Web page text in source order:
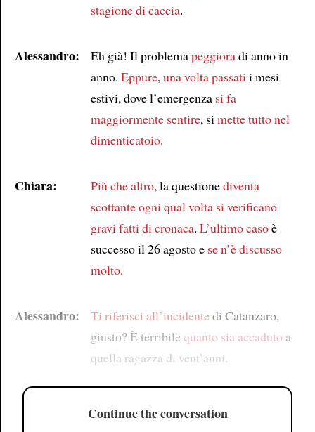
stagione di caccia.
Alessandro: Eh già! Il problemapeggioradi anno in
anno. Eppure, una volta passati i mesi
estivi, dove l’emergenza si fa
maggiormente sentire, si mette tutto nel
dimenticatoio.
Chiara: Più che altro, la questionediventa
scottanteogni qual volta si verificano
gravi fatti di cronaca. L’ultimo casoè
successo il 26 agosto e se n’è discusso
molto.
Alessandro: Ti riferisci all’incidentedi Catanzaro,
giusto? È terribile quanto sia accaduto a
quella ragazza di vent’anni.
Continue the conversation